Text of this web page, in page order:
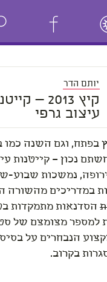
יותם הדר
קיץ 2013 –
עיצוב גרפי
בפתח, וגם השנה כמו
נכון – קייטנות
נמשכות שבוע-
במדריכים מהשורה
הסדנאות מתמקדות
למספר מצומצם של
הנבחרים על
בקרוב.